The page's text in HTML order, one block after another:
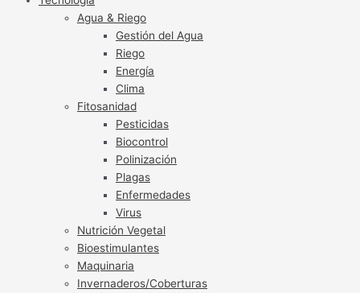
Agua & Riego
Gestión del Agua
Riego
Energía
Clima
Fitosanidad
Pesticidas
Biocontrol
Polinización
Plagas
Enfermedades
Virus
Nutrición Vegetal
Bioestimulantes
Maquinaria
Invernaderos/Coberturas